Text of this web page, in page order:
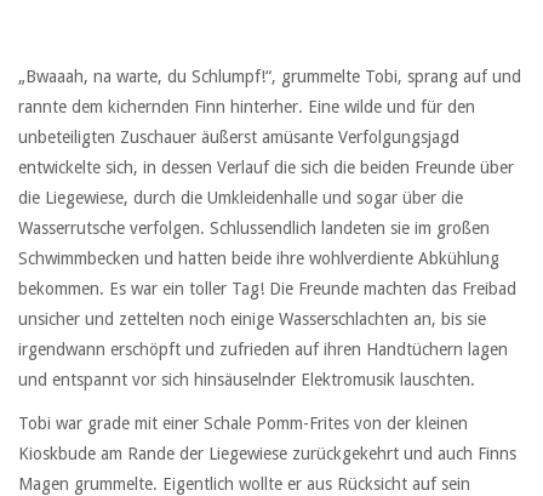
„Bwaaah, na warte, du Schlumpf!“, grummelte Tobi, sprang auf und
rannte dem kichernden Finn hinterher. Eine wilde und für den
unbeteiligten Zuschauer äußerst amüsante Verfolgungsjagd
entwickelte sich, in dessen Verlauf die sich die beiden Freunde über
die Liegewiese, durch die Umkleidenhalle und sogar über die
Wasserrutsche verfolgen. Schlussendlich landeten sie im großen
Schwimmbecken und hatten beide ihre wohlverdiente Abkühlung
bekommen. Es war ein toller Tag! Die Freunde machten das Freibad
unsicher und zettelten noch einige Wasserschlachten an, bis sie
irgendwann erschöpft und zufrieden auf ihren Handtüchern lagen
und entspannt vor sich hinsäuselnder Elektromusik lauschten.
Tobi war grade mit einer Schale Pomm-Frites von der kleinen
Kioskbude am Rande der Liegewiese zurückgekehrt und auch Finns
Magen grummelte. Eigentlich wollte er aus Rücksicht auf sein